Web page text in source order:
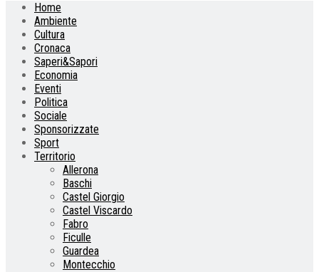
Home
Ambiente
Cultura
Cronaca
Saperi&Sapori
Economia
Eventi
Politica
Sociale
Sponsorizzate
Sport
Territorio
Allerona
Baschi
Castel Giorgio
Castel Viscardo
Fabro
Ficulle
Guardea
Montecchio